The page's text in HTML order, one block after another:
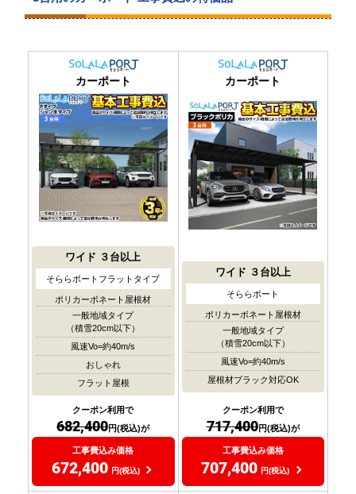
カーポート
ワイド ３台以上
そららポートフラットタイプ
ポリカーボネート屋根材
一般地域タイプ
（積雪20cm以下）
風速Vo=約40m/s
おしゃれ
フラット屋根
クーポン利用で
682,400円(税込)が
工事費込み価格
672,400 円(税込)
カーポート
ワイド ３台以上
そららポート
ポリカーボネート屋根材
一般地域タイプ
（積雪20cm以下）
風速Vo=約40m/s
屋根材ブラック対応OK
クーポン利用で
717,400円(税込)が
工事費込み価格
707,400 円(税込)